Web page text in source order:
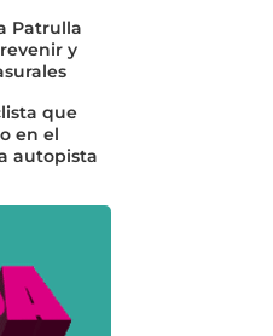
Patrulla
y
que
en el
autopista